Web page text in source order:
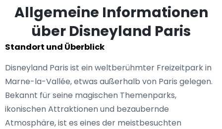
Allgemeine Informationen
über Disneyland Paris
Standort und Überblick
Disneyland Paris ist ein weltberühmter Freizeitpark in
Marne-la-Vallée, etwas außerhalb von Paris gelegen.
Bekannt für seine magischen Themenparks,
ikonischen Attraktionen und bezaubernde
Atmosphäre, ist es eines der meistbesuchten